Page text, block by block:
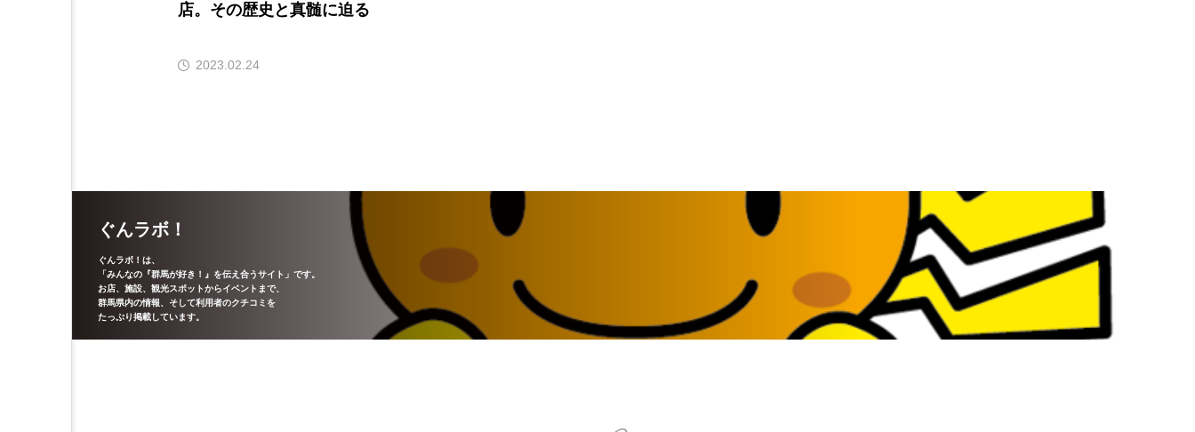
店。その歴史と真髄に迫る
2023.02.24
ぐんラボ！
ぐんラボ！は、
「みんなの『群馬が好き！』を伝え合うサイト」です。
お店、施設、観光スポットからイベントまで、
群馬県内の情報、そして利用者のクチコミを
たっぷり掲載しています。